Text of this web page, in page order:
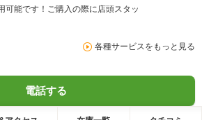
可能です！ご購入の際に店頭スタッ
各種サービスをもっと見る
電話する